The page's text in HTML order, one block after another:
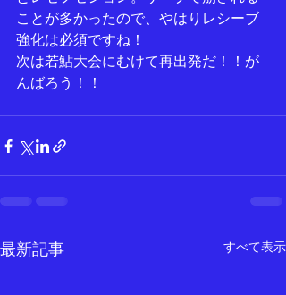
ことが多かったので、やはりレシーブ
強化は必須ですね！
次は若鮎大会にむけて再出発だ！！が
んばろう！！
最新記事 すべて表示